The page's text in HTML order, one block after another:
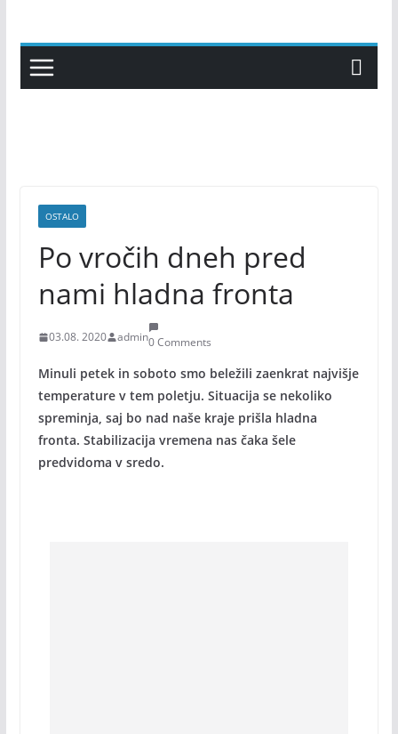
content
OSTALO
Po vročih dneh pred
nami hladna fronta
03.08. 2020 admin0 Comments
Minuli petek in soboto smo beležili zaenkrat najvišje
temperature v tem poletju. Situacija se nekoliko
spreminja, saj bo nad naše kraje prišla hladna
fronta. Stabilizacija vremena nas čaka šele
predvidoma v sredo.